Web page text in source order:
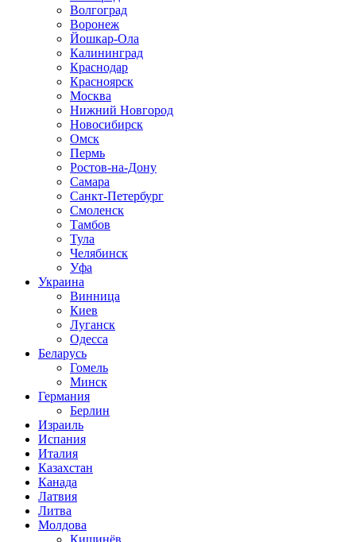
Волгоград
Воронеж
Йошкар-Ола
Калининград
Краснодар
Красноярск
Москва
Нижний Новгород
Новосибирск
Омск
Пермь
Ростов-на-Дону
Самара
Санкт-Петербург
Смоленск
Тамбов
Тула
Челябинск
Уфа
Украина
Винница
Киев
Луганск
Одесса
Беларусь
Гомель
Минск
Германия
Берлин
Израиль
Испания
Италия
Казахстан
Канада
Латвия
Литва
Молдова
Кишинёв